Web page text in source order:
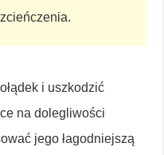
i uszkodzić
na dolegliwości
jego łagodniejszą